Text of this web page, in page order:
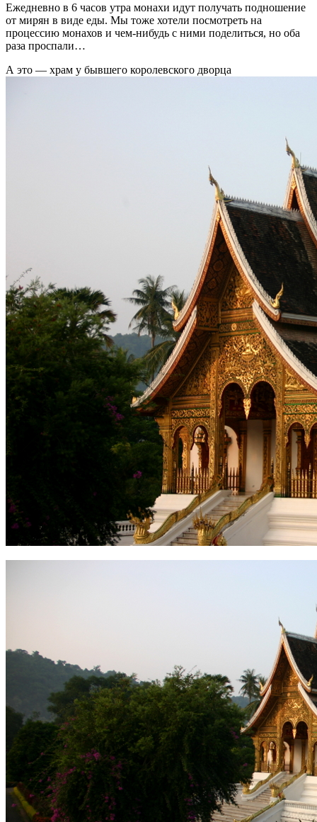
Ежедневно в 6 часов утра монахи идут получать подношение
от мирян в виде еды. Мы тоже хотели посмотреть на
процессию монахов и чем-нибудь с ними поделиться, но оба
раза проспали…
А это — храм у бывшего королевского дворца